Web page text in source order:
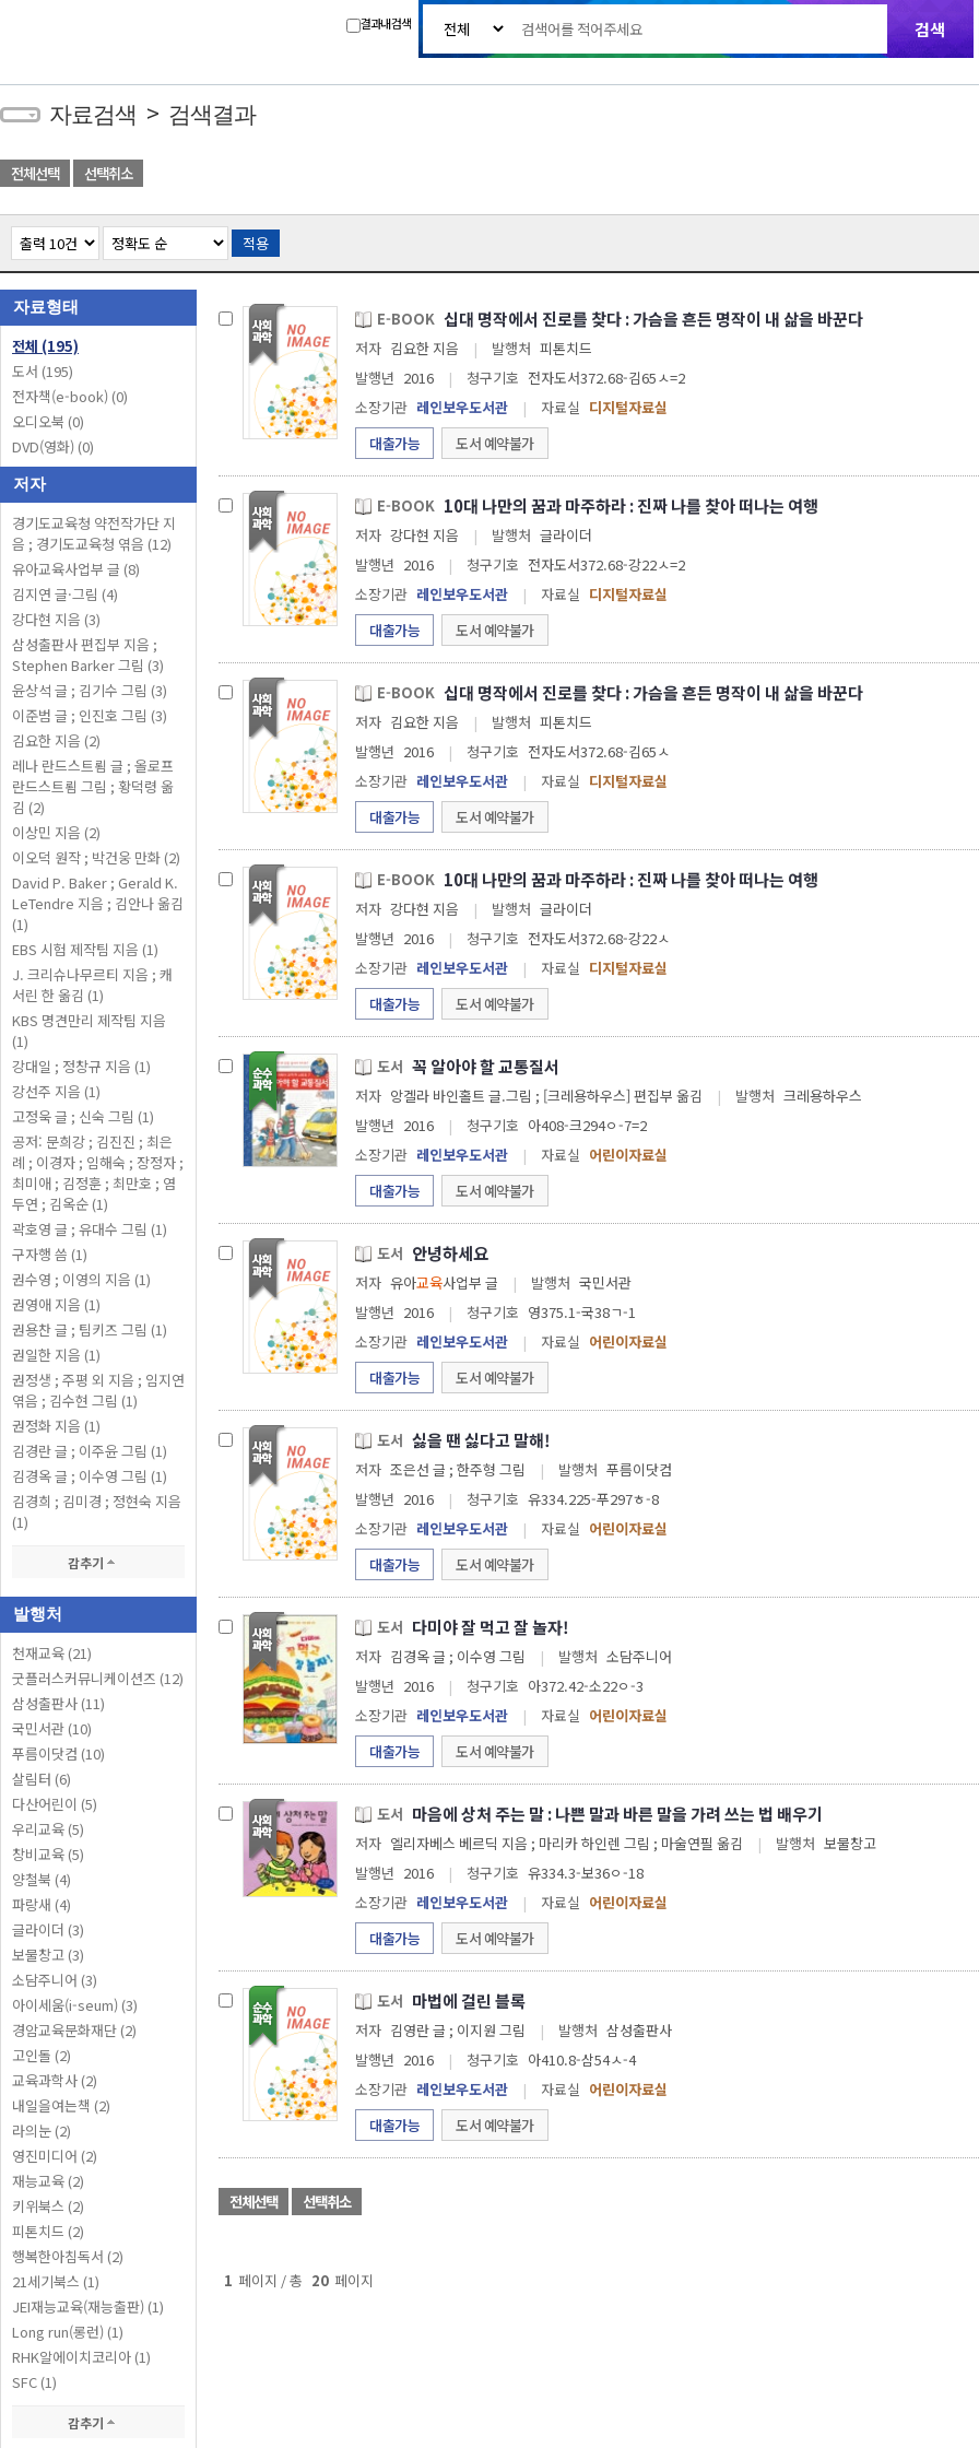
결과내 검색
자료검색 > 검색결과
전체선택 선택취소
적용
자료형태
전체 (195)
도서 (195)
전자책(e-book) (0)
오디오북 (0)
DVD(영화) (0)
저자
경기도교육청 약전작가단 지
음 ; 경기도교육청 엮음 (12)
유아교육사업부 글 (8)
김지연 글·그림 (4)
강다현 지음 (3)
삼성출판사 편집부 지음 ;
Stephen Barker 그림 (3)
윤상석 글 ; 김기수 그림 (3)
이준범 글 ; 인진호 그림 (3)
김요한 지음 (2)
레나 란드스트룀 글 ; 올로프
란드스트룀 그림 ; 황덕령 옮
김 (2)
이상민 지음 (2)
이오덕 원작 ; 박건웅 만화 (2)
David P. Baker ; Gerald K.
LeTendre 지음 ; 김안나 옮김
(1)
EBS 시험 제작팀 지음 (1)
J. 크리슈나무르티 지음 ; 캐
서린 한 옮김 (1)
KBS 명견만리 제작팀 지음
(1)
강대일 ; 정창규 지음 (1)
강선주 지음 (1)
고정욱 글 ; 신숙 그림 (1)
공저: 문희강 ; 김진진 ; 최은
례 ; 이경자 ; 임해숙 ; 장정자 ;
최미애 ; 김정훈 ; 최만호 ; 염
두연 ; 김옥순 (1)
곽호영 글 ; 유대수 그림 (1)
구자행 씀 (1)
권수영 ; 이영의 지음 (1)
권영애 지음 (1)
권용찬 글 ; 팀키즈 그림 (1)
권일한 지음 (1)
권정생 ; 주평 외 지음 ; 임지연
엮음 ; 김수현 그림 (1)
권정화 지음 (1)
김경란 글 ; 이주윤 그림 (1)
김경옥 글 ; 이수영 그림 (1)
김경희 ; 김미경 ; 정현숙 지음
(1)
감추기
발행처
천재교육 (21)
굿플러스커뮤니케이션즈 (12)
삼성출판사 (11)
국민서관 (10)
푸름이닷컴 (10)
살림터 (6)
다산어린이 (5)
우리교육 (5)
창비교육 (5)
양철북 (4)
파랑새 (4)
글라이더 (3)
보물창고 (3)
소담주니어 (3)
아이세움(i-seum) (3)
경암교육문화재단 (2)
고인돌 (2)
교육과학사 (2)
내일을여는책 (2)
라의눈 (2)
영진미디어 (2)
재능교육 (2)
키위북스 (2)
피톤치드 (2)
행복한아침독서 (2)
21세기북스 (1)
JEI재능교육(재능출판) (1)
Long run(롱런) (1)
RHK알에이치코리아 (1)
SFC (1)
감추기
E-BOOK 십대 명작에서 진로를 찾다 : 가슴을 흔든 명작이 내 삶을 바꾼다
저자 김요한 지음 | 발행처 피톤치드
발행년 2016 | 청구기호 전자도서372.68-김65ㅅ=2
소장기관 레인보우도서관 | 자료실 디지털자료실
대출가능
도서 예약불가
E-BOOK 10대 나만의 꿈과 마주하라 : 진짜 나를 찾아 떠나는 여행
저자 강다현 지음 | 발행처 글라이더
발행년 2016 | 청구기호 전자도서372.68-강22ㅅ=2
소장기관 레인보우도서관 | 자료실 디지털자료실
대출가능
도서 예약불가
E-BOOK 십대 명작에서 진로를 찾다 : 가슴을 흔든 명작이 내 삶을 바꾼다
저자 김요한 지음 | 발행처 피톤치드
발행년 2016 | 청구기호 전자도서372.68-김65ㅅ
소장기관 레인보우도서관 | 자료실 디지털자료실
대출가능
도서 예약불가
E-BOOK 10대 나만의 꿈과 마주하라 : 진짜 나를 찾아 떠나는 여행
저자 강다현 지음 | 발행처 글라이더
발행년 2016 | 청구기호 전자도서372.68-강22ㅅ
소장기관 레인보우도서관 | 자료실 디지털자료실
대출가능
도서 예약불가
도서 꼭 알아야 할 교통질서
저자 앙겔라 바인홀트 글.그림 ; [크레용하우스] 편집부 옮김 | 발행처 크레용하우스
발행년 2016 | 청구기호 아408-크294ㅇ-7=2
소장기관 레인보우도서관 | 자료실 어린이자료실
대출가능
도서 예약불가
도서 안녕하세요
저자 유아교육사업부 글 | 발행처 국민서관
발행년 2016 | 청구기호 영375.1-국38ㄱ-1
소장기관 레인보우도서관 | 자료실 어린이자료실
대출가능
도서 예약불가
도서 싫을 땐 싫다고 말해!
저자 조은선 글 ; 한주형 그림 | 발행처 푸름이닷컴
발행년 2016 | 청구기호 유334.225-푸297ㅎ-8
소장기관 레인보우도서관 | 자료실 어린이자료실
대출가능
도서 예약불가
도서 다미야 잘 먹고 잘 놀자!
저자 김경옥 글 ; 이수영 그림 | 발행처 소담주니어
발행년 2016 | 청구기호 아372.42-소22ㅇ-3
소장기관 레인보우도서관 | 자료실 어린이자료실
대출가능
도서 예약불가
도서 마음에 상처 주는 말 : 나쁜 말과 바른 말을 가려 쓰는 법 배우기
저자 엘리자베스 베르딕 지음 ; 마리카 하인렌 그림 ; 마술연필 옮김 | 발행처 보물창고
발행년 2016 | 청구기호 유334.3-보36ㅇ-18
소장기관 레인보우도서관 | 자료실 어린이자료실
대출가능
도서 예약불가
도서 마법에 걸린 블록
저자 김영란 글 ; 이지원 그림 | 발행처 삼성출판사
발행년 2016 | 청구기호 아410.8-삼54ㅅ-4
소장기관 레인보우도서관 | 자료실 어린이자료실
대출가능
도서 예약불가
전체선택 선택취소
1 페이지 / 총 20 페이지